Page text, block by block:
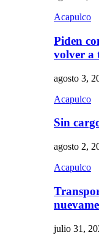
Acapulco
Piden
volver
agosto 3,
Acapulco
Sin
agosto 2,
Acapulco
julio 31,